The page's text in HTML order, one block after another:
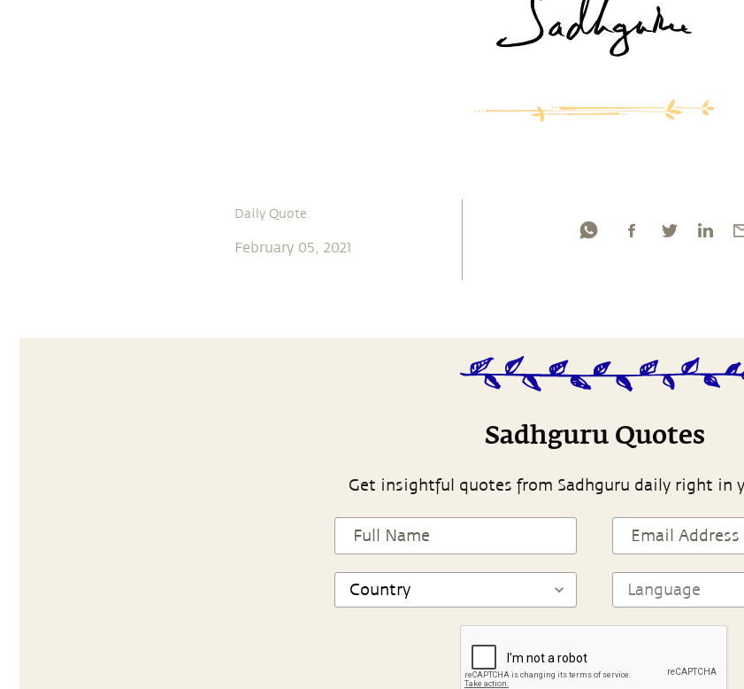
Daily Quote
February 05, 2021
Sadhguru Quotes
Get insightful quotes from Sadhguru daily right in